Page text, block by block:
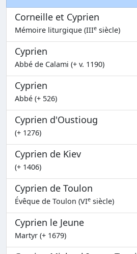
Corneille et Cyprien
Mémoire liturgique (IIIe siècle)
Cyprien
Abbé de Calami (+ v. 1190)
Cyprien
Abbé (+ 526)
Cyprien d'Oustioug
(+ 1276)
Cyprien de Kiev
(+ 1406)
Cyprien de Toulon
Évêque de Toulon (VIe siècle)
Cyprien le Jeune
Martyr (+ 1679)